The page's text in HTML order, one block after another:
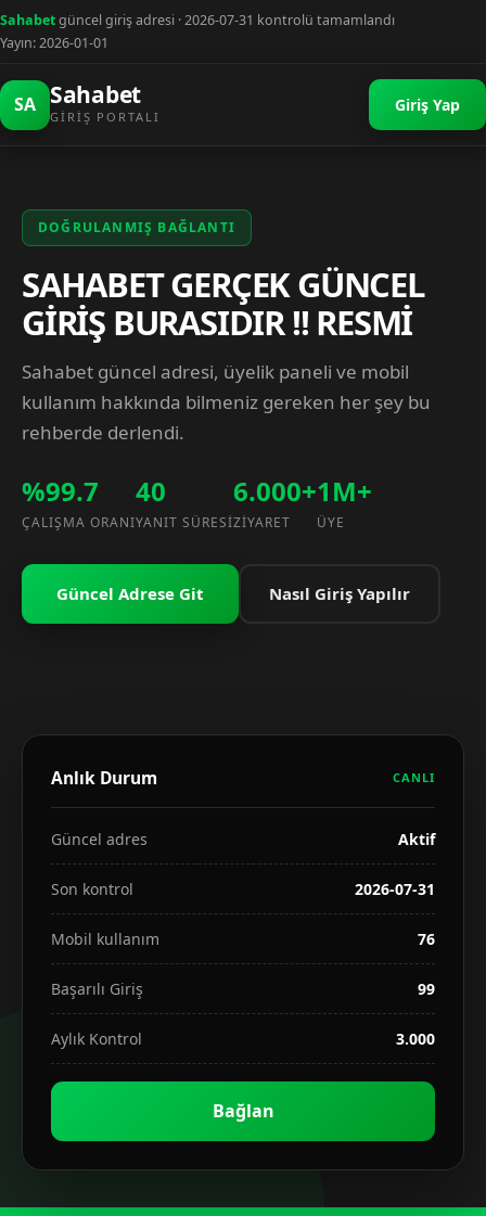
Sahabetgüncel giriş adresi · 2026-07-31 kontrolü tamamlandı
Yayın: 2026-01-01
SA Sahabet
GIRIŞ PORTALI
Giriş Yap
DOĞRULANMIŞ BAĞLANTI
SAHABET GERÇEK GÜNCEL
GİRİŞ BURASIDIR !! RESMİ
Sahabet güncel adresi, üyelik paneli ve mobil
kullanım hakkında bilmeniz gereken her şey bu
rehberde derlendi.
%99.7
ÇALIŞMA ORANI
40
YANIT SÜRESI
6.000+
ZIYARET
1M+
ÜYE
Güncel Adrese Git Nasıl Giriş Yapılır
Anlık Durum CANLI
Güncel adres Aktif
Son kontrol 2026-07-31
Mobil kullanım 76
Başarılı Giriş 99
Aylık Kontrol 3.000
Bağlan